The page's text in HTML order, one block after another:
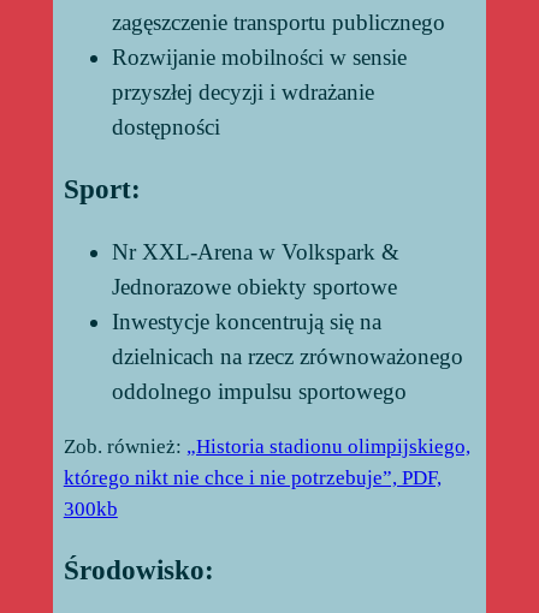
zagęszczenie transportu publicznego
Rozwijanie mobilności w sensie
przyszłej decyzji i wdrażanie
dostępności
Sport:
Nr XXL-Arena w Volkspark &
Jednorazowe obiekty sportowe
Inwestycje koncentrują się na
dzielnicach na rzecz zrównoważonego
oddolnego impulsu sportowego
Zob. również: „Historia stadionu olimpijskiego,
którego nikt nie chce i nie potrzebuje”, PDF,
300kb
Środowisko: